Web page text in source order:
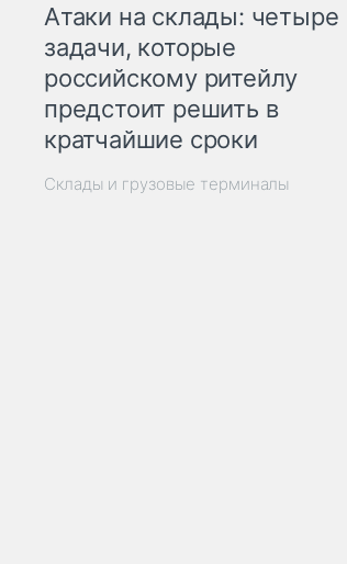
Атаки на склады: четыре
задачи, которые
российскому ритейлу
предстоит решить в
кратчайшие сроки
Склады и грузовые терминалы